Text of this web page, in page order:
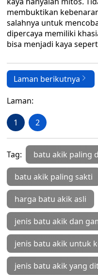
membuktikan
salahnya untuk
dipercaya memiliki
bisa menjadi kaya
Laman berikutnya
Laman:
1 2
Tag: batu akik paling
batu akik paling sakti
harga batu akik asli
jenis batu akik dan
jenis batu akik untuk
jenis batu akik yang